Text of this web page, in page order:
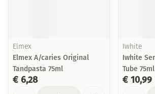
Elmex
Elmex A/caries Original
Tandpasta 75ml
€ 6,28
Iwhite
Iwhite
Tube 75ml
€ 10,99